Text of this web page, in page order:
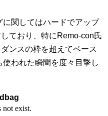
関してはハードでアップ
ており、特にRemo-con氏
ンスの枠を超えてベース
われた瞬間を度々目撃し